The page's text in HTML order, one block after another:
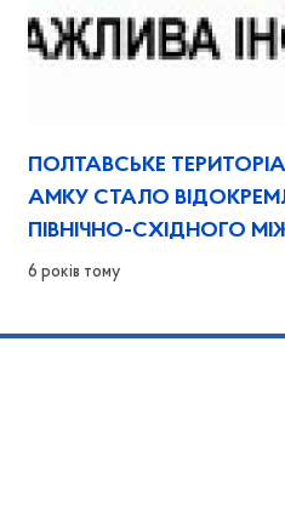
ПОЛТАВСЬКЕ
АМКУ СТАЛО
ПІВНІЧНО-СХІДНОГО
ВІДДІЛЕННЯ
6 років тому